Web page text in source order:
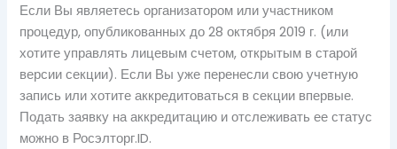
Если Вы являетесь организатором или участником
процедур, опубликованных до 28 октября 2019 г. (или
хотите управлять лицевым счетом, открытым в старой
версии секции). Если Вы уже перенесли свою учетную
запись или хотите аккредитоваться в секции впервые.
Подать заявку на аккредитацию и отслеживать ее статус
можно в Росэлторг.ID.